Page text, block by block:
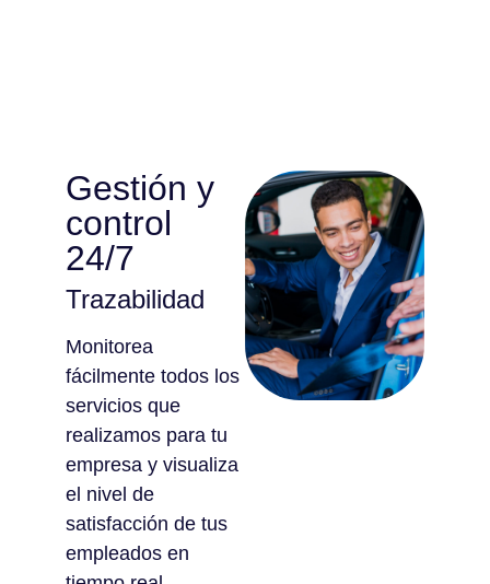
Gestión y
control
24/7
Trazabilidad
Monitorea
fácilmente todos los
servicios que
realizamos para tu
empresa y visualiza
el nivel de
satisfacción de tus
empleados en